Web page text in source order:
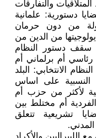
والتفارقات
دستورية: علمانية
من دون حرمان
من الدين من
دستور النظام
أم برلماني أم
الانتخابي: البلد
النسبية على اساس
لأكثر من حزب أم
أم مختلط بين
تشريعية تتعلق